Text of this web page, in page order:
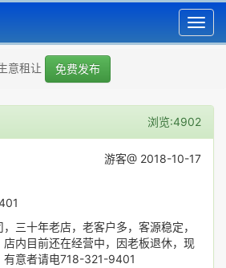
意租让 免费发布
浏览:4902
游客@ 2018-10-17
三十年老店，老客户多，客源稳定，
内目前还在经营中，因老板退休，现
有意者请电718-321-9401